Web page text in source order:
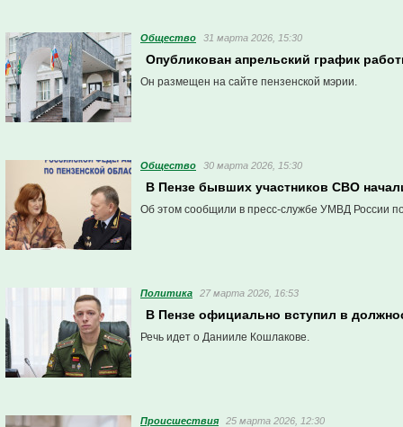
Общество 31 марта 2026, 15:30
Опубликован апрельский график
Он размещен на сайте пензенской мэрии.
Общество 30 марта 2026, 15:30
В Пензе бывших участников СВО
Об этом сообщили в пресс-службе УМВД России
Политика 27 марта 2026, 16:53
В Пензе официально вступил в
Речь идет о Данииле Кошлакове.
Проиcшествия 25 марта 2026, 12:30